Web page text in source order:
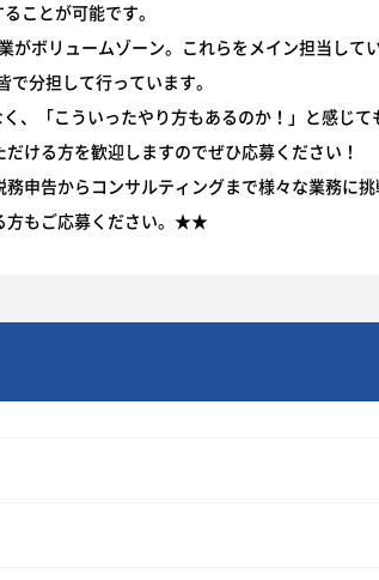
ことが可能です。
ボリュームゾーン。これらをメイン担当してい
分担して行っています。
「こういったやり方もあるのか！」と感じて
ける方を歓迎しますのでぜひ応募ください！
申告からコンサルティングまで様々な業務に
方もご応募ください。★★